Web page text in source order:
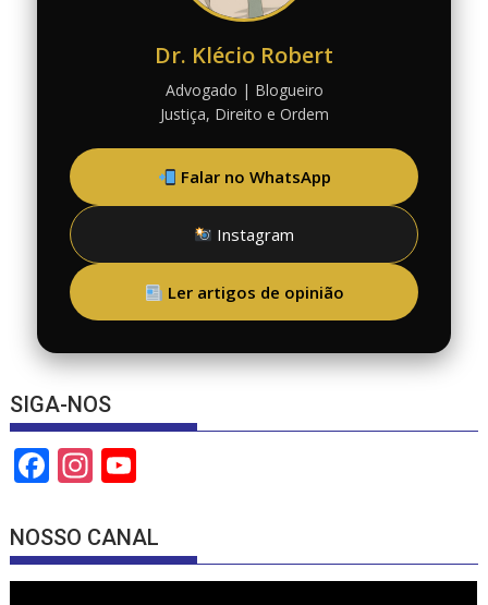
Dr. Klécio Robert
Advogado | Blogueiro
Justiça, Direito e Ordem
Falar no WhatsApp
Instagram
Ler artigos de opinião
SIGA-NOS
F
ac
e
b
In
st
a
gr
u
T
NOSSO CANAL